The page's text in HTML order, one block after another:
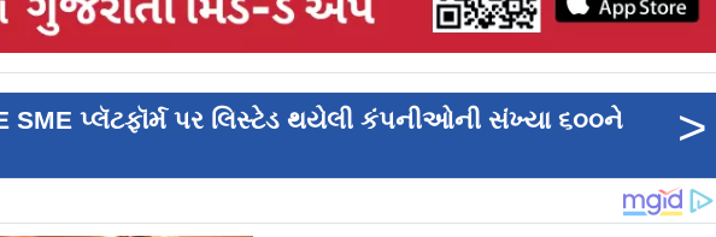
SME પ્લૅટફૉર્મ પર લિસ્ટેડ થયેલી કંપનીઓની સંખ્યા ૬૦૦ને
>